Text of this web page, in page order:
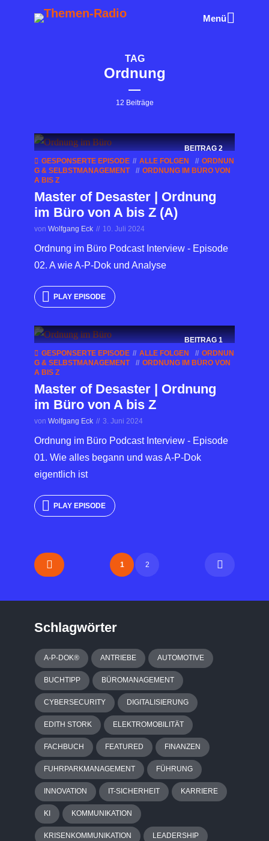
Menü
TAG
Ordnung
12 Beiträge
BEITRAG 2
GESPONSERTE EPISODE
ALLE FOLGEN
ORDNUN
G & SELBSTMANAGEMENT
ORDNUNG IM BÜRO VON
A BIS Z
Master of Desaster | Ordnung
im Büro von A bis Z (A)
von Wolfgang Eck 10. Juli 2024
Ordnung im Büro Podcast Interview - Episode
02. A wie A-P-Dok und Analyse
PLAY EPISODE
BEITRAG 1
GESPONSERTE EPISODE
ALLE FOLGEN
ORDNUN
G & SELBSTMANAGEMENT
ORDNUNG IM BÜRO VON
A BIS Z
Master of Desaster | Ordnung
im Büro von A bis Z
von Wolfgang Eck 3. Juni 2024
Ordnung im Büro Podcast Interview - Episode
01. Wie alles begann und was A-P-Dok
eigentlich ist
PLAY EPISODE
1 2
Schlagwörter
A-P-DOK® ANTRIEBE AUTOMOTIVE
BUCHTIPP BÜROMANAGEMENT
CYBERSECURITY DIGITALISIERUNG
EDITH STORK ELEKTROMOBILITÄT
FACHBUCH FEATURED FINANZEN
FUHRPARKMANAGEMENT FÜHRUNG
INNOVATION IT-SICHERHEIT KARRIERE
KI KOMMUNIKATION
KRISENKOMMUNIKATION LEADERSHIP